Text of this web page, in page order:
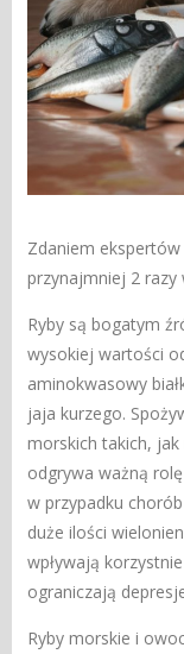
Zdaniem
przynajmniej 2 razy
Ryby są bogatym
wysokiej wartości
aminokwasowy
jaja kurzego.
morskich takich, jak
odgrywa ważną
w przypadku
duże ilości
wpływają
ograniczają
Ryby morskie i